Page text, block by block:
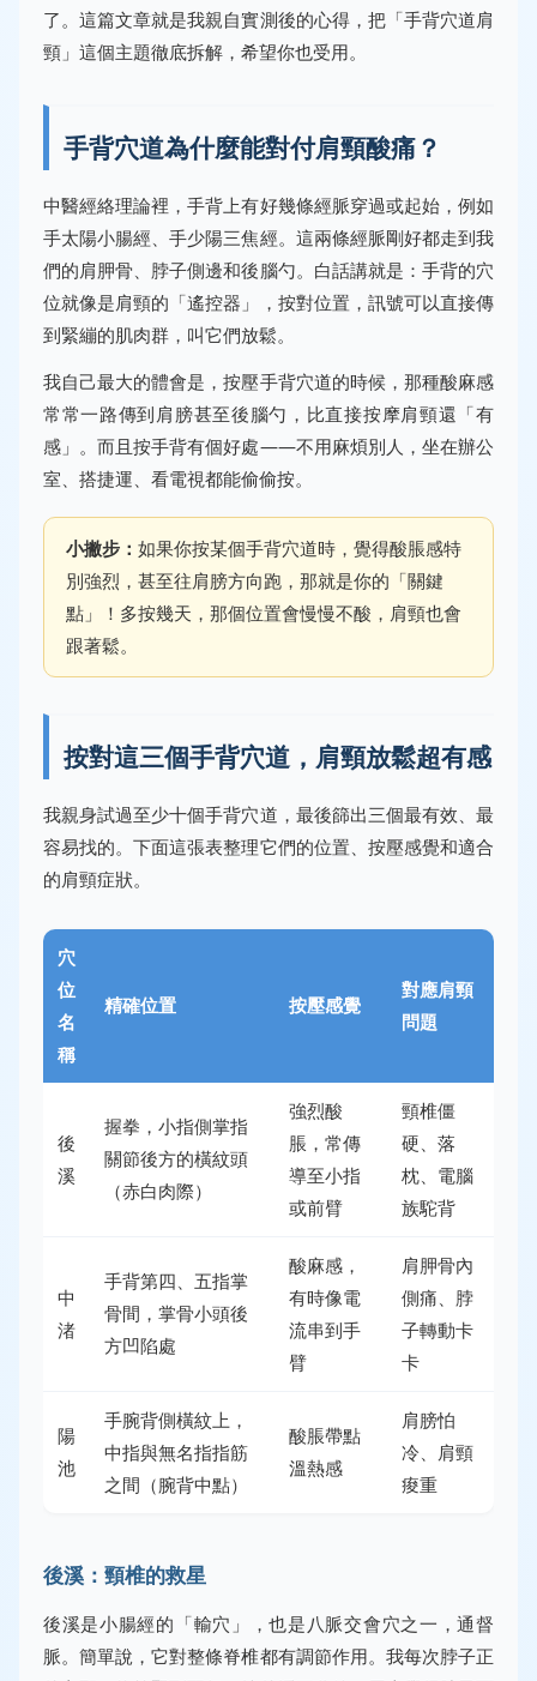
了。這篇文章就是我親自實測後的心得，把「手背穴道肩
頸」這個主題徹底拆解，希望你也受用。
手背穴道為什麼能對付肩頸酸痛？
中醫經絡理論裡，手背上有好幾條經脈穿過或起始，例如
手太陽小腸經、手少陽三焦經。這兩條經脈剛好都走到我
們的肩胛骨、脖子側邊和後腦勺。白話講就是：手背的穴
位就像是肩頸的「遙控器」，按對位置，訊號可以直接傳
到緊繃的肌肉群，叫它們放鬆。
我自己最大的體會是，按壓手背穴道的時候，那種酸麻感
常常一路傳到肩膀甚至後腦勺，比直接按摩肩頸還「有
感」。而且按手背有個好處——不用麻煩別人，坐在辦公
室、搭捷運、看電視都能偷偷按。
小撇步： 如果你按某個手背穴道時，覺得酸脹感特
別強烈，甚至往肩膀方向跑，那就是你的「關鍵
點」！多按幾天，那個位置會慢慢不酸，肩頸也會
跟著鬆。
按對這三個手背穴道，肩頸放鬆超有感
我親身試過至少十個手背穴道，最後篩出三個最有效、最
容易找的。下面這張表整理它們的位置、按壓感覺和適合
的肩頸症狀。
穴
位
名
稱
精確位置 按壓感覺
對應肩頸
問題
後
溪
握拳，小指側掌指
關節後方的橫紋頭
（赤白肉際）
強烈酸
脹，常傳
導至小指
或前臂
頸椎僵
硬、落
枕、電腦
族駝背
中
渚
手背第四、五指掌
骨間，掌骨小頭後
方凹陷處
酸麻感，
有時像電
流串到手
臂
肩胛骨內
側痛、脖
子轉動卡
卡
陽
池
手腕背側橫紋上，
中指與無名指指筋
之間（腕背中點）
酸脹帶點
溫熱感
肩膀怕
冷、肩頸
痠重
後溪：頸椎的救星
後溪是小腸經的「輸穴」，也是八脈交會穴之一，通督
脈。簡單說，它對整條脊椎都有調節作用。我每次脖子正